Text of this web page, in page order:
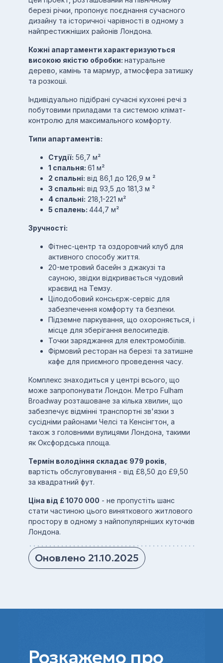
березі річки, пропонує поєднання сучасного
дизайну та історичної чарівності в одному з
найпрестижніших районів Лондона.
Кожні апартаменти характеризуються
високою якістю обробки: натуральне
дерево, камінь та мармур, атмосфера затишку
та розкоші.
Індивідуально підібрані сучасні кухонні речі з
побутовими приладами та системою клімат-
контролю для максимального комфорту.
Типи апартаментів:
Студії: 56,7 м²
1 спальня: 61 м²
2 спальні: від 86,1 до 126,9 м ²
3 спальні: від 93,5 до 181,3 м ²
4 спальні: 218,1-221 м²
5 спалень: 444,7 м²
Зручності:
Фітнес-центр та оздоровчий клуб для
активного способу життя.
20-метровий басейн з джакузі та
сауною, звідки відкривається чудовий
краєвид на Темзу.
Цілодобовий консьєрж-сервіс для
забезпечення комфорту та безпеки.
Підземне паркування, що охороняється, і
місце для зберігання велосипедів.
Точки заряджання для електромобілів.
Фірмовий ресторан на березі та затишне
кафе для приємного проведення часу.
Комплекс знаходиться у центрі всього, що
може запропонувати Лондон. Метро Fulham
Broadway розташоване за кілька хвилин, що
забезпечує відмінні транспортні зв'язки з
сусідніми районами Челсі та Кенсінгтон, а
також з головними вулицями Лондона, такими
як Оксфордська площа.
Термін володіння складає 979 років
вартість обслуговування - від £8,50 до £9,50
за квадратний фут.
Ціна від £ 1070 000 - не пропустіть шанс
стати частиною цього виняткового житлового
простору в одному з найпопулярніших куточків
Лондона.
Оновлено 21.10.2025
Розкажемо про